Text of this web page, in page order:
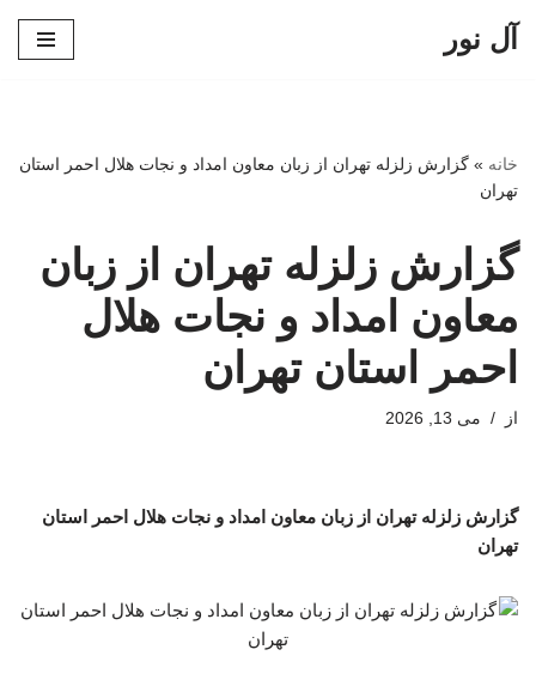
آل نور
خانه » گزارش زلزله تهران از زبان معاون امداد و نجات هلال احمر استان
تهران
گزارش زلزله تهران از زبان
معاون امداد و نجات هلال
احمر استان تهران
از می 13, 2026
گزارش زلزله تهران از زبان معاون امداد و نجات هلال احمر استان
تهران